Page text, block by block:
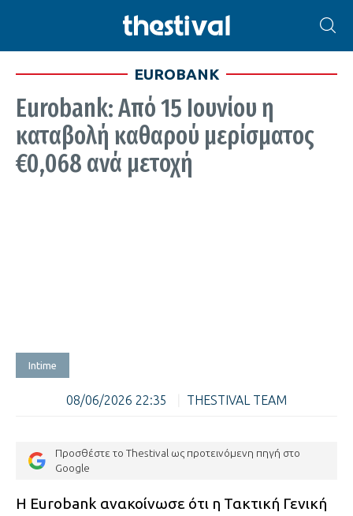
EUROBANK
Eurobank: Από 15 Ιουνίου η
καταβολή καθαρού μερίσματος
€0,068 ανά μετοχή
Intime
08/06/2026 22:35 THESTIVAL TEAM
Προσθέστε το Thestival ως προτεινόμενη πηγή στο
Google
Η Eurobank ανακοίνωσε ότι η Τακτική Γενική